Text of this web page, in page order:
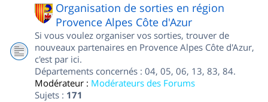
Organisation de sorties en région
Provence Alpes Côte d'Azur
Si vous voulez organiser vos sorties, trouver de
nouveaux partenaires en Provence Alpes Côte d'Azur,
c'est par ici.
Départements concernés : 04, 05, 06, 13, 83, 84.
Modérateur : Modérateurs des Forums
Sujets : 171